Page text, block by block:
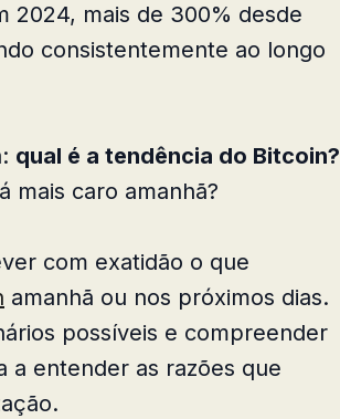
2024, mais de 300% desde
consistentemente ao longo
qual é a tendência do Bitcoin?
mais caro amanhã?
com exatidão o que
amanhã ou nos próximos dias.
possíveis e compreender
a entender as razões que